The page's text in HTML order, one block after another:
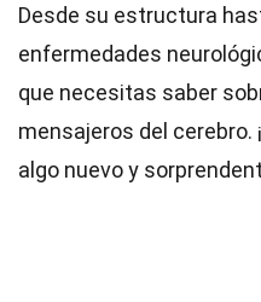
Desde su estructura
enfermedades
que necesitas saber
mensajeros del cerebro.
algo nuevo y